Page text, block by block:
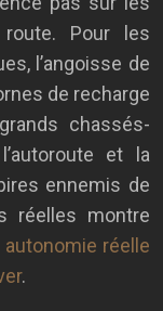
Pour les
l’angoisse de
de recharge
chassés-
et la
ennemis de
réelles montre
autonomie réelle
.